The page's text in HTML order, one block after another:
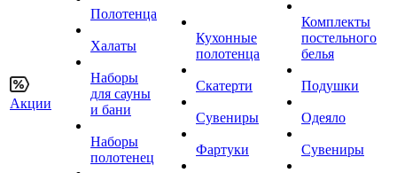
Акции
Полотенца
Халаты
Наборы
для сауны
и бани
Наборы
полотенец
Кухонные
полотенца
Скатерти
Сувениры
Фартуки
Комплекты
постельного
белья
Подушки
Одеяло
Сувениры